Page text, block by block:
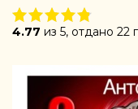
4.77 из 5, отдано 22